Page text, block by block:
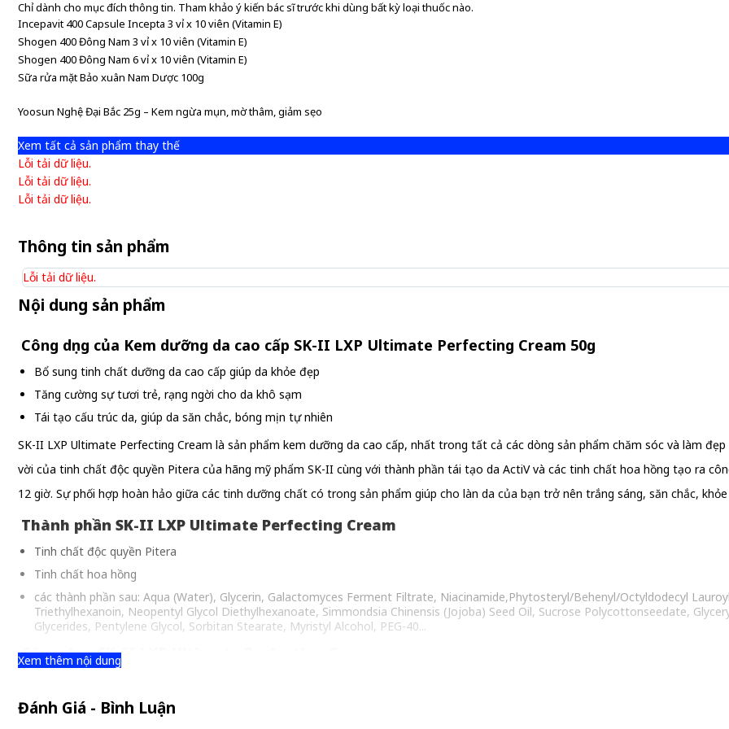
Chỉ dành cho mục đích thông tin. Tham khảo ý kiến bác sĩ trước khi dùng bất kỳ loại thuốc nào.
Incepavit 400 Capsule Incepta 3 vỉ x 10 viên (Vitamin E)
Shogen 400 Đông Nam 3 vỉ x 10 viên (Vitamin E)
Shogen 400 Đông Nam 6 vỉ x 10 viên (Vitamin E)
Sữa rửa mặt Bảo xuân Nam Dược 100g
Yoosun Nghệ Đại Bắc 25g – Kem ngừa mụn, mờ thâm, giảm sẹo
Xem tất cả sản phẩm thay thế
Lỗi tải dữ liệu.
Lỗi tải dữ liệu.
Lỗi tải dữ liệu.
Thông tin sản phẩm
Lỗi tải dữ liệu.
Nội dung sản phẩm
Công dụng của Kem dưỡng da cao cấp SK-II LXP Ultimate Perfecting Cream 50g
Bổ sung tinh chất dưỡng da cao cấp giúp da khỏe đẹp
Tăng cường sự tươi trẻ, rạng ngời cho da khô sạm
Tái tạo cấu trúc da, giúp da săn chắc, bóng mịn tự nhiên
SK-II LXP Ultimate Perfecting Cream là sản phẩm kem dưỡng da cao cấp, nhất trong tất cả các dòng sản phẩm chăm sóc và làm
vời của tinh chất độc quyền Pitera của hãng mỹ phẩm SK-II cùng với thành phần tái tạo da ActiV và các tinh chất hoa hồng tạo ra
12 giờ. Sự phối hợp hoàn hảo giữa các tinh dưỡng chất có trong sản phẩm giúp cho làn da của bạn trở nên trắng sáng, săn chắc,
Thành phần SK-II LXP Ultimate Perfecting Cream
Tinh chất độc quyền Pitera
Tinh chất hoa hồng
các thành phần sau: Aqua (Water), Glycerin, Galactomyces Ferment Filtrate, Niacinamide,Phytosteryl/Behenyl/Octyldodecyl
Triethylhexanoin, Neopentyl Glycol Diethylhexanoate, Simmondsia Chinensis (Jojoba) Seed Oil, Sucrose Polycottonseedate,
Glycerides, Pentylene Glycol, Sorbitan Stearate, Myristyl Alcohol, PEG-40...
Công dụng SK-II LXP Ultimate Perfecting Cream
Cung cấp độ ẩm cần thiết trong suốt 12 giờ.
Xem thêm nội dung
Đánh Giá - Bình Luận